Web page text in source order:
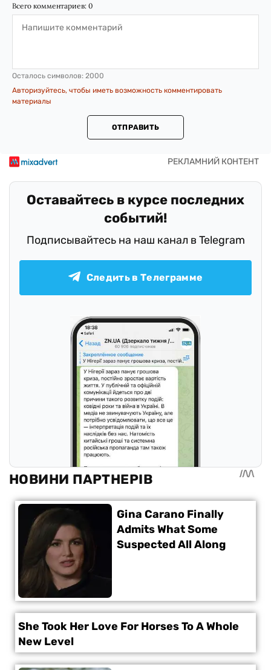
Всего комментариев: 0
Осталось символов: 2000
Авторизуйтесь, чтобы иметь возможность комментировать
материалы
ОТПРАВИТЬ
Оставайтесь в курсе последних
событий!
Подписывайтесь на наш канал в Telegram
Следить в Телеграмме